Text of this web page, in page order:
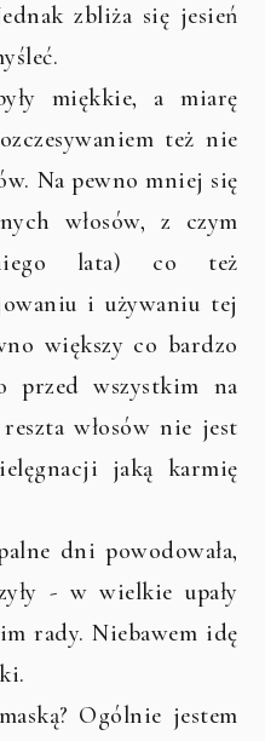
zbliża się jesień
miękkie, a miarę
też nie
Na pewno mniej się
włosów, z czym
lata) co też
i używaniu tej
większy co bardzo
przed wszystkim na
włosów nie jest
jaką karmię
dni powodowała,
- w wielkie upały
rady. Niebawem idę
Ogólnie jestem